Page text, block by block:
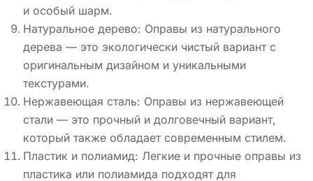
и особый шарм.
Натуральное дерево: Оправы из натурального
дерева — это экологически чистый вариант с
оригинальным дизайном и уникальными
текстурами.
Нержавеющая сталь: Оправы из нержавеющей
стали — это прочный и долговечный вариант,
который также обладает современным стилем.
Пластик и полиамид: Легкие и прочные оправы из
пластика или полиамида подходят для